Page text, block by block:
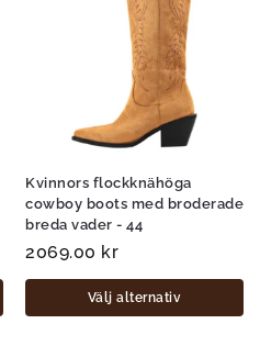
Kvinnors flockknähöga
cowboy boots med broderade
breda vader - 44
2069.00 kr
Välj alternativ